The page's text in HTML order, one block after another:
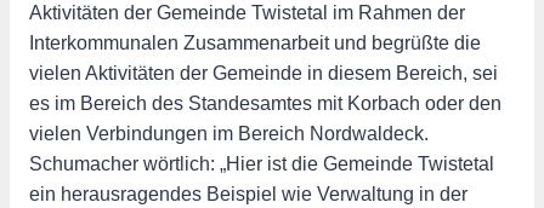
Aktivitäten der Gemeinde Twistetal im Rahmen der
Interkommunalen Zusammenarbeit und begrüßte die
vielen Aktivitäten der Gemeinde in diesem Bereich, sei
es im Bereich des Standesamtes mit Korbach oder den
vielen Verbindungen im Bereich Nordwaldeck.
Schumacher wörtlich: „Hier ist die Gemeinde Twistetal
ein herausragendes Beispiel wie Verwaltung in der